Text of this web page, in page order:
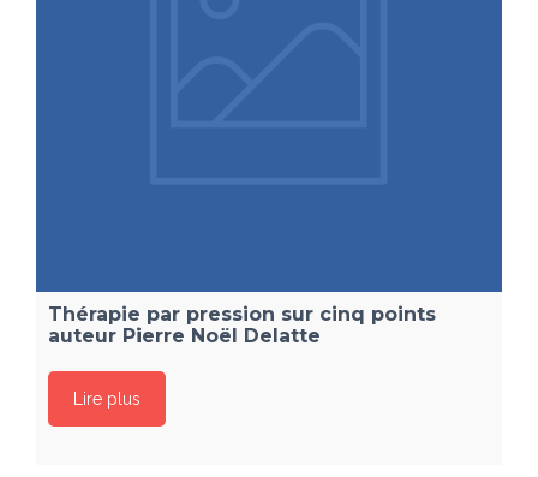
Thérapie par pression sur cinq points
auteur Pierre Noël Delatte
Lire plus